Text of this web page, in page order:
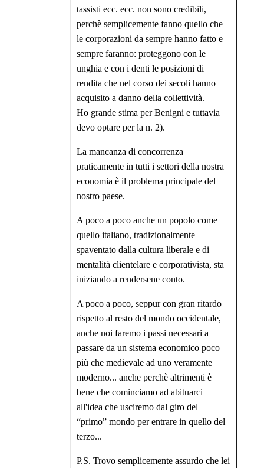
tassisti ecc. ecc. non sono credibili,
perchè semplicemente fanno quello che
le corporazioni da sempre hanno fatto e
sempre faranno: proteggono con le
unghia e con i denti le posizioni di
rendita che nel corso dei secoli hanno
acquisito a danno della collettività.
Ho grande stima per Benigni e tuttavia
devo optare per la n. 2).
La mancanza di concorrenza
praticamente in tutti i settori della nostra
economia è il problema principale del
nostro paese.
A poco a poco anche un popolo come
quello italiano, tradizionalmente
spaventato dalla cultura liberale e di
mentalità clientelare e corporativista, sta
iniziando a rendersene conto.
A poco a poco, seppur con gran ritardo
rispetto al resto del mondo occidentale,
anche noi faremo i passi necessari a
passare da un sistema economico poco
più che medievale ad uno veramente
moderno... anche perchè altrimenti è
bene che cominciamo ad abituarci
all'idea che usciremo dal giro del
“primo” mondo per entrare in quello del
terzo...
P.S. Trovo semplicemente assurdo che lei